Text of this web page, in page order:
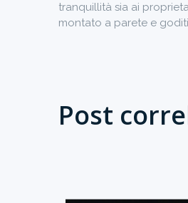
tranquillità sia ai
montato a parete e
Post